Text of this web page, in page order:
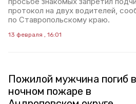
протокол на двух водителей,
по Ставропольскому краю.
13 февраля , 16:01
Пожилой мужчина погиб в
ночном пожаре в